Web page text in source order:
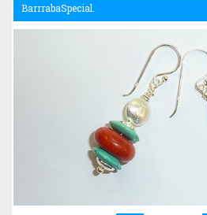
BarrrabaSpecial.